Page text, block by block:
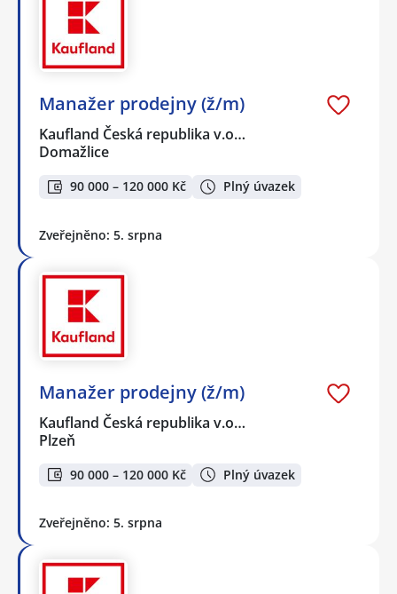
Manažer prodejny (ž/m)
Kaufland Česká republika v.o…
Domažlice
90 000 – 120 000 Kč Plný úvazek
Zveřejněno: 5. srpna
Manažer prodejny (ž/m)
Kaufland Česká republika v.o…
Plzeň
90 000 – 120 000 Kč Plný úvazek
Zveřejněno: 5. srpna